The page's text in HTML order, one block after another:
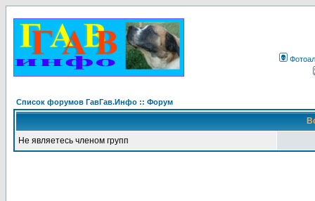
Список форумов ГавГав.Инфо :: Форум
Не являетесь членом групп